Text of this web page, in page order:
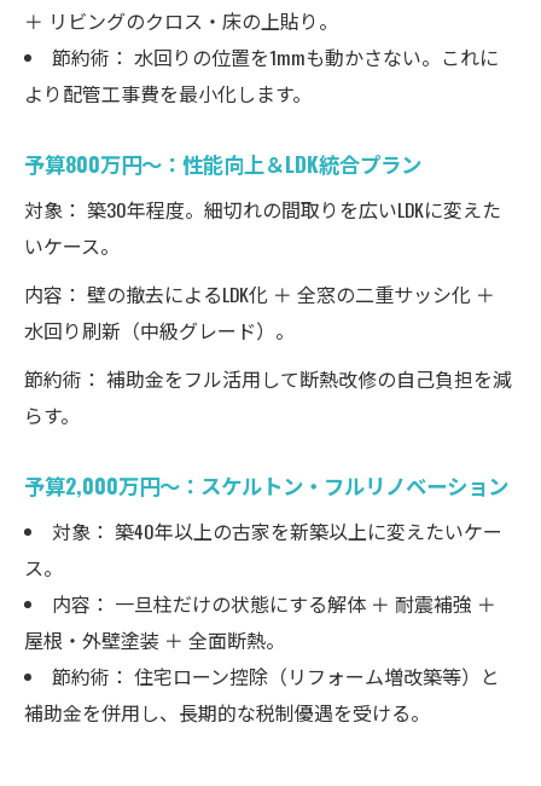
＋ リビングのクロス・床の上貼り。
節約術： 水回りの位置を1mmも動かさない。これに
より配管工事費を最小化します。
予算800万円～：性能向上＆LDK統合プラン
対象： 築30年程度。細切れの間取りを広いLDKに変えた
いケース。
内容： 壁の撤去によるLDK化 ＋ 全窓の二重サッシ化 ＋
水回り刷新（中級グレード）。
節約術： 補助金をフル活用して断熱改修の自己負担を減
らす。
予算2,000万円～：スケルトン・フルリノベーション
対象： 築40年以上の古家を新築以上に変えたいケー
ス。
内容： 一旦柱だけの状態にする解体 ＋ 耐震補強 ＋
屋根・外壁塗装 ＋ 全面断熱。
節約術： 住宅ローン控除（リフォーム増改築等）と
補助金を併用し、長期的な税制優遇を受ける。